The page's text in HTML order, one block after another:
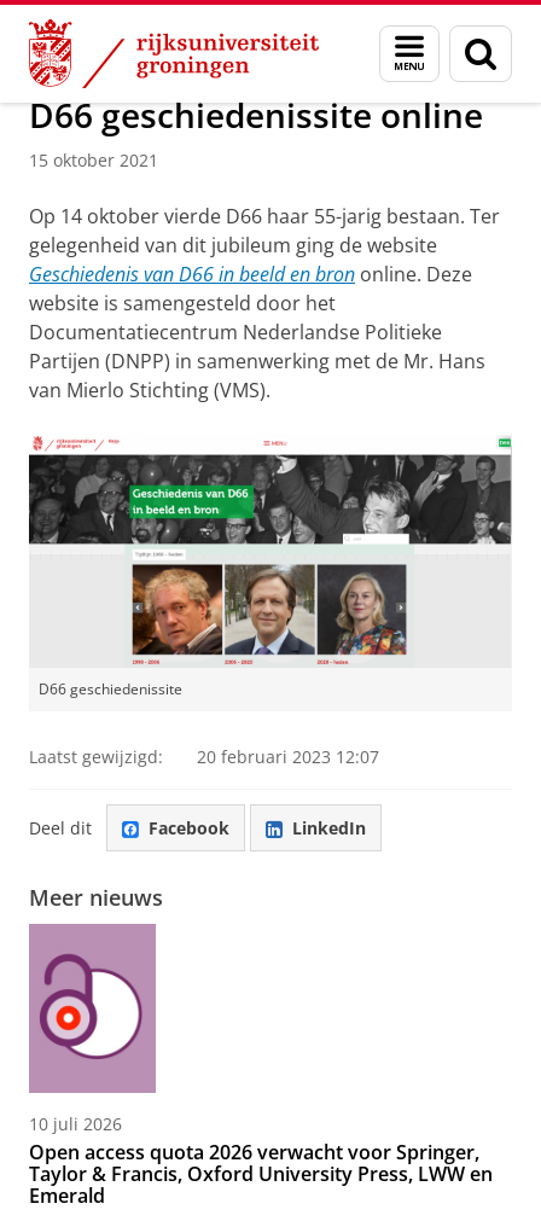
Skip
Content
Skip
Navigation
Menu
en
zoeken
DNPP | Documentatiecentrum Nederlandse Politieke
D66 geschiedenissite online
15 oktober 2021
Op 14 oktober vierde D66 haar 55-jarig bestaan. Ter
gelegenheid van dit jubileum ging de website
Geschiedenis van D66 in beeld en bron online. Deze
website is samengesteld door het
Documentatiecentrum Nederlandse Politieke
Partijen (DNPP) in samenwerking met de Mr. Hans
van Mierlo Stichting (VMS).
D66 geschiedenissite
Laatst gewijzigd: 20 februari 2023 12:07
Deel dit Facebook LinkedIn
Meer nieuws
10 juli 2026
Open access quota 2026 verwacht voor Springer,
Taylor & Francis, Oxford University Press, LWW en
Emerald